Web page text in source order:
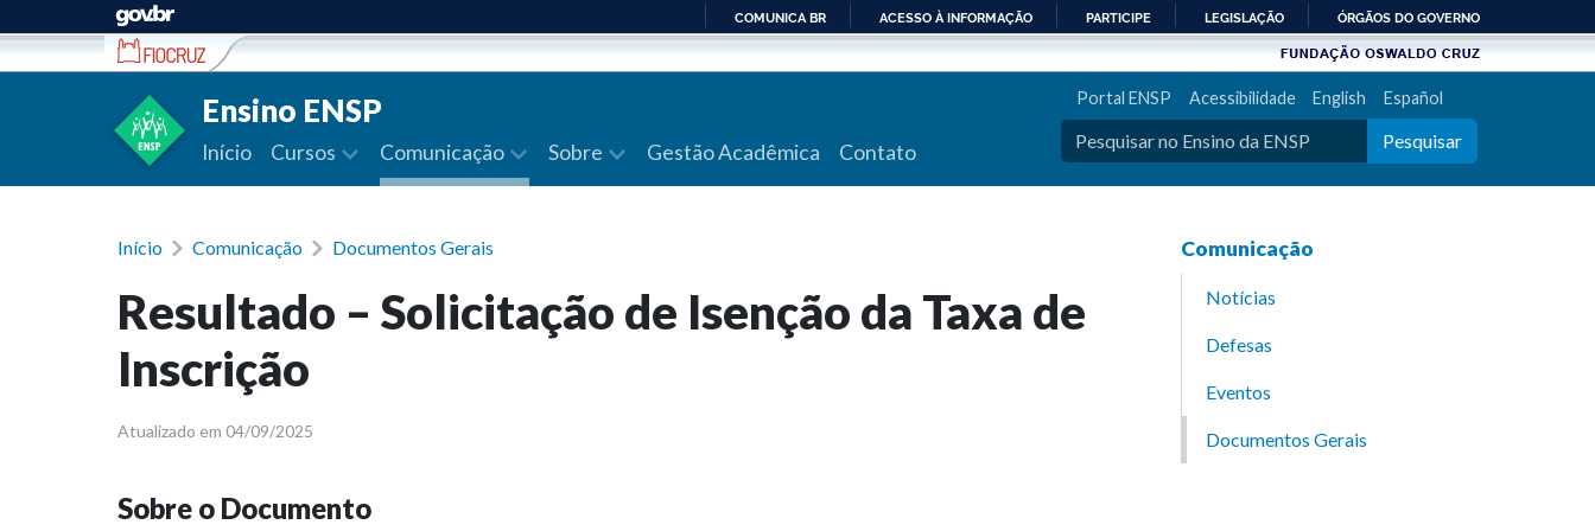
Ir para conteúdo
PARA
COMUNICA BR ACESSO À INFORMAÇÃO PARTICIPE LEGISLAÇÃO ÓRGÃOS DO GOVERNO
Ensino ENSP
Início Cursos Comunicação Sobre Gestão Acadêmica Contato
Portal ENSP Acessibilidade English Español
Pesquisar
Início Comunicação Documentos Gerais
Resultado – Solicitação de Isenção da Taxa de
Inscrição
Atualizado em 04/09/2025
Sobre o Documento
Comunicação
Notícias
Defesas
Eventos
Documentos Gerais